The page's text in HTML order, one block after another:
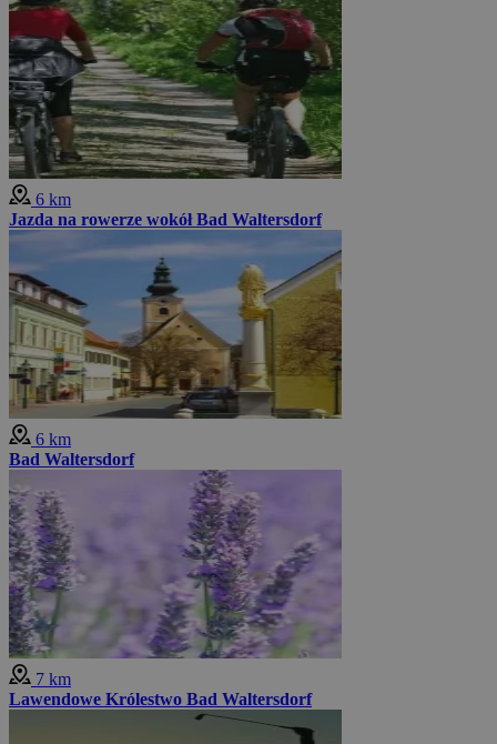
6 km
Jazda na rowerze wokół Bad Waltersdorf
6 km
Bad Waltersdorf
7 km
Lawendowe Królestwo Bad Waltersdorf